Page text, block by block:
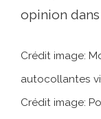
opinion
Crédit image:
autocollantes
Crédit image: